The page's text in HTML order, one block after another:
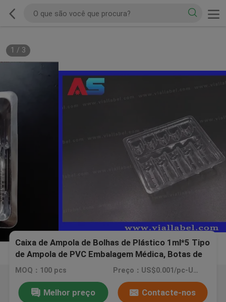
1 / 3
Caixa de Ampola de Bolhas de Plástico 1ml*5 Tipo
de Ampola de PVC Embalagem Médica, Botas de
Ampola Blister Personalizada
MOQ：100 pcs Preço：US$0.001/pc-US$0.4/pc
Melhor preço Contacte-nos